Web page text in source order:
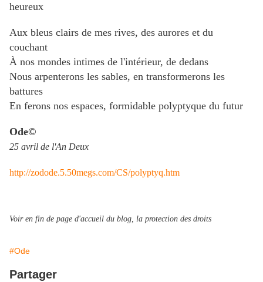
heureux
Aux bleus clairs de mes rives, des aurores et du
couchant
À nos mondes intimes de l'intérieur, de dedans
Nous arpenterons les sables, en transformerons les
battures
En ferons nos espaces, formidable polyptyque du futur
Ode©
25 avril de l'An Deux
http://zodode.5.50megs.com/CS/polyptyq.htm
Voir en fin de page d'accueil du blog, la protection des droits
#Ode
Partager